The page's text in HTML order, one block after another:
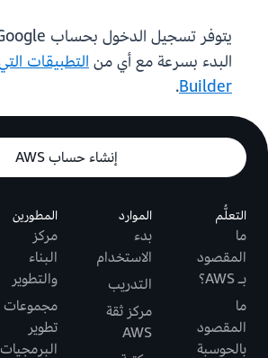
البدء بسرعة مع أي من
Builder
.
إنشاء حساب AWS
التعلُّم
ما
المقصود
بـ AWS؟
ما
المقصود
بالحوسبة
الموارد
بدء
الاستخدام
التدريب
مركز ثقة
AWS
المطورين
مركز
البناء
والتطوير
مجموعات
تطوير
البرمجيات